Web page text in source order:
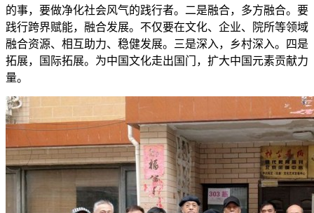
的事，要做净化社会风气的践行者。二是融合，多方融合。要
践行跨界赋能，融合发展。不仅要在文化、企业、院所等领域
融合资源、相互助力、稳健发展。三是深入，乡村深入。四是
拓展，国际拓展。为中国文化走出国门，扩大中国元素贡献力
量。